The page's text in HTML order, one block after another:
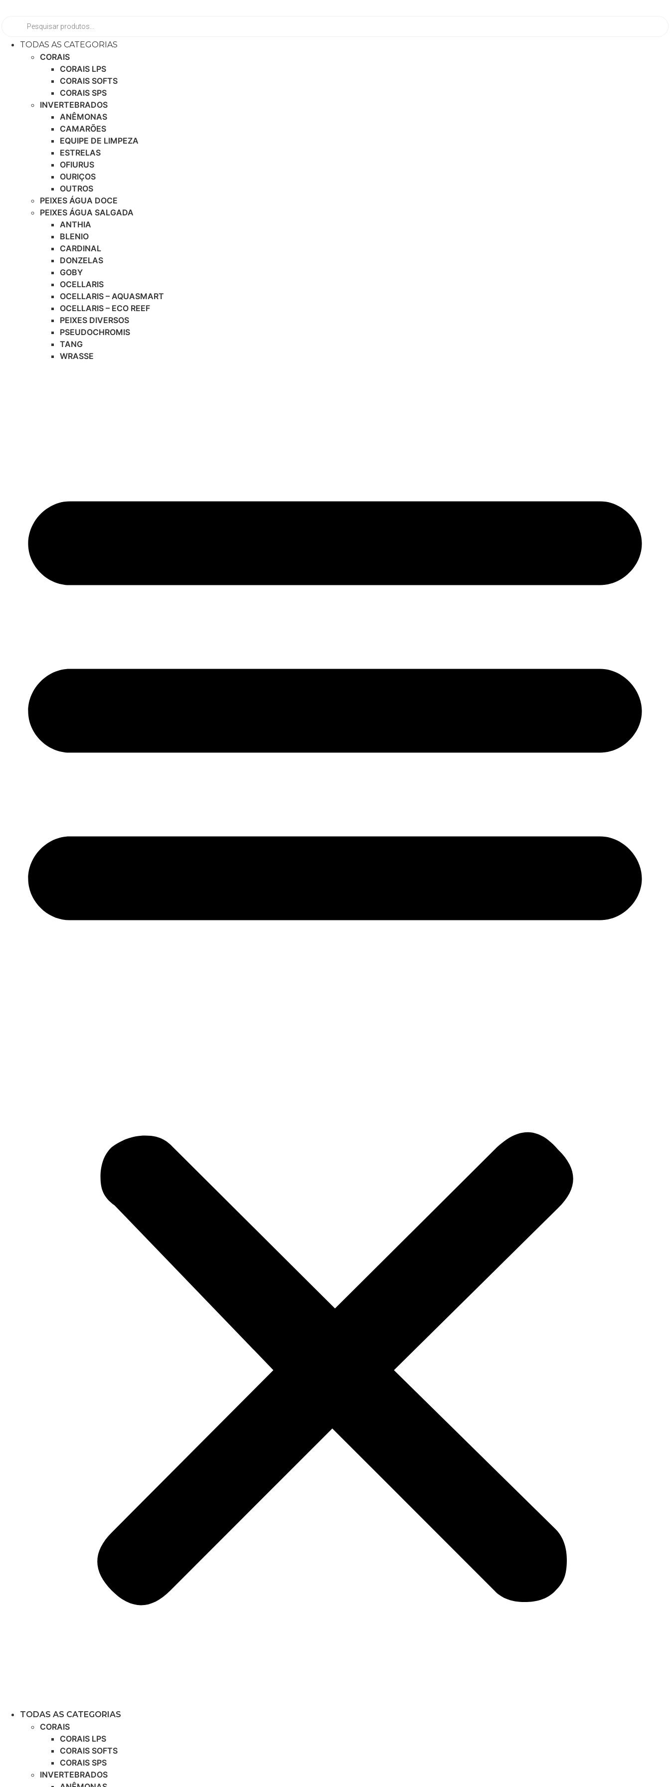
conteúdo
produtos
TODAS AS CATEGORIAS
CORAIS
CORAIS LPS
CORAIS SOFTS
CORAIS SPS
INVERTEBRADOS
ANÊMONAS
CAMARÕES
EQUIPE DE LIMPEZA
ESTRELAS
OFIURUS
OURIÇOS
OUTROS
PEIXES ÁGUA DOCE
PEIXES ÁGUA SALGADA
ANTHIA
BLENIO
CARDINAL
DONZELAS
GOBY
OCELLARIS
OCELLARIS – AQUASMART
OCELLARIS – ECO REEF
PEIXES DIVERSOS
PSEUDOCHROMIS
TANG
WRASSE
TODAS AS CATEGORIAS
CORAIS
CORAIS LPS
CORAIS SOFTS
CORAIS SPS
INVERTEBRADOS